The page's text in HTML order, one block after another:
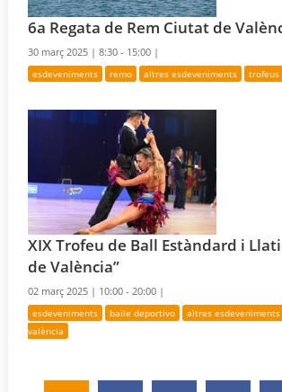
6a Regata de Rem Ciutat de
30 març 2025 |8:30 - 15:00 |
esdeveniments remo altres esdeveniments trofeus
XIX Trofeu de Ball Estàndard i
de València”
02 març 2025 | 10:00 - 20:00 |
esdeveniments baile deportivo altres esdeveniments
valència